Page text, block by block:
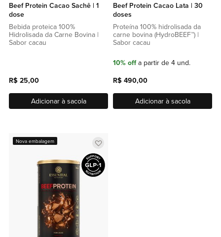
Beef Protein Cacao Sachê | 1
dose
Bebida proteica 100%
Hidrolisada da Carne Bovina |
Sabor cacau
R$ 25,00
Adicionar à sacola
Beef Protein Cacao Lata | 30
doses
Proteína 100% hidrolisada da
carne bovina (HydroBEEF­™) |
Sabor cacau
10% offa partir de 4 und.
R$ 490,00
Adicionar à sacola
Adicionar
a
lista
de
Nova embalagem